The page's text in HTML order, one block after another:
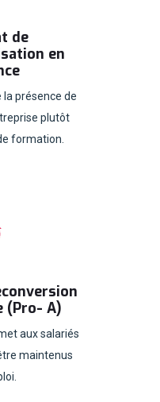
de
en
présence de
plutôt
formation.
(Pro- A)
aux salariés
maintenus